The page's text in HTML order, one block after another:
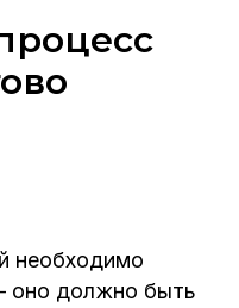
необходимо
оно должно быть